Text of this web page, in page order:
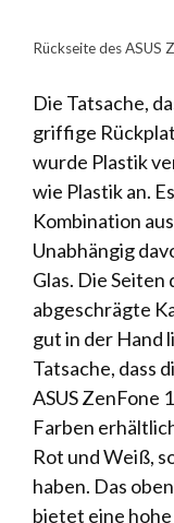
Rückseite des ASUS
Die Tatsache,
griffige
wurde Plastik
wie Plastik an.
Kombination
Unabhängig
Glas. Die Seiten
abgeschrägte
gut in der Hand
Tatsache, dass
ASUS ZenFone
Farben
Rot und Weiß,
haben. Das
bietet eine